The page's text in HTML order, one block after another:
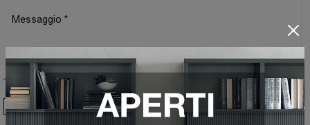
Ho preso visione dellaPrivacy Policy